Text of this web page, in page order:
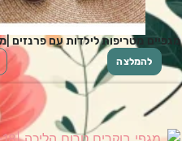
מגפיים מטריפות לילדות עם פרנזים
להמלצה